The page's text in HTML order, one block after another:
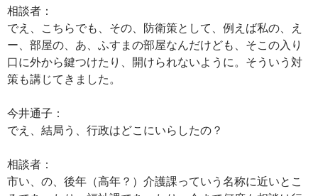
相談者：
でえ、こちらでも、その、防衛策として、例えば私の、え
ー、部屋の、あ、ふすまの部屋なんだけども、そこの入り
口に外から鍵つけたり、開けられないように。そういう対
策も講じてきました。
今井通子：
でえ、結局う、行政はどこにいらしたの？
相談者：
市い、の、後年（高年？）介護課っていう名称に近いとこ